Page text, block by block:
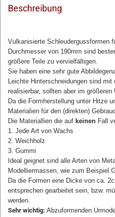
Beschreibung
Vulkanisierte Schleudergussformen
Durchmesser von 190mm sind
größere Teile zu vervielfältigen.
Sie haben eine sehr gute
Leichte Hinterschneidungen sind mit
realisierbar, sollten aber im größeren
Da die Formherstellung unter Hitze
Materialien für den (direkten)
Die Materiallien die auf keinen Fall
1. Jede Art von Wachs
2. Weichholz
3. Gummi
Ideal geignet sind alle Arten von
Modelliermassen, wie zum Beispiel
Da die Formen eine Dicke von ca.
entsprechen gearbeitet sein, bzw.
werden.
Sehr wichtig: Abzuformenden